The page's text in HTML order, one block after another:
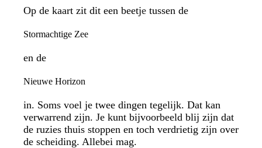
Op de kaart zit dit een beetje tussen de
Stormachtige Zee
en de
Nieuwe Horizon
in. Soms voel je twee dingen tegelijk. Dat kan
verwarrend zijn. Je kunt bijvoorbeeld blij zijn dat
de ruzies thuis stoppen en toch verdrietig zijn over
de scheiding. Allebei mag.